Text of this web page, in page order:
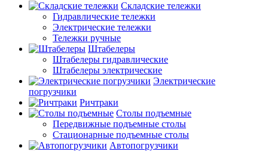
Складские тележки
Гидравлические тележки
Электрические тележки
Тележки ручные
Штабелеры
Штабелеры гидравлические
Штабелеры электрические
Электрические
погрузчики
Ричтраки
Столы подъемные
Передвижные подъемные столы
Стационарные подъемные столы
Автопогрузчики